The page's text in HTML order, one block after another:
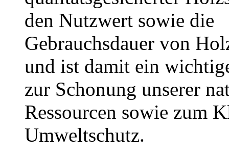
den Nutzwert sowie die
Gebrauchsdauer von
und ist damit ein
zur Schonung unserer
Ressourcen sowie zum
Umweltschutz.